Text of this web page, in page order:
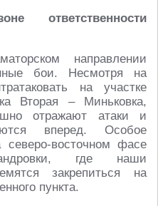
ответственности
направлении
бои. Несмотря на
на участке
Вторая – Миньковка,
отражают атаки и
вперед. Особое
северо-восточном фасе
где наши
закрепиться на
пункта.